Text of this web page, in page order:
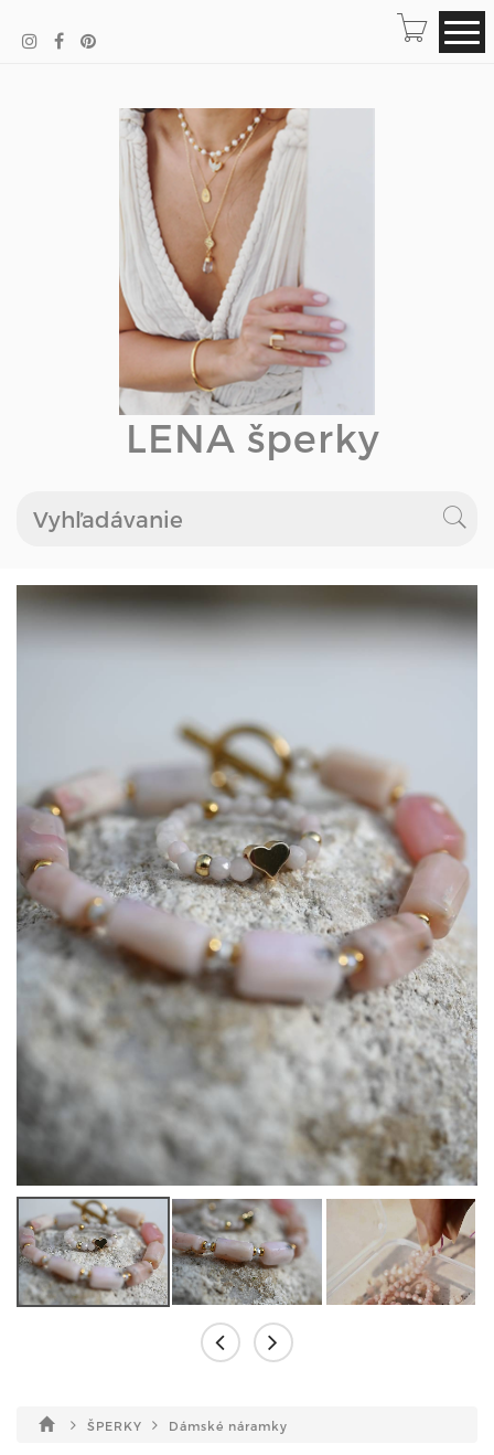
LENA šperky
ŠPERKY Dámské náramky